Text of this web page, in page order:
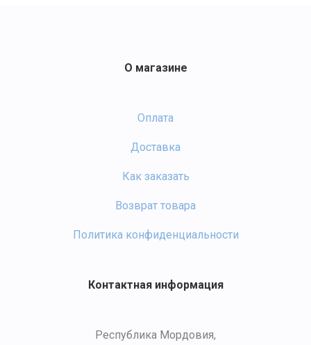
О магазине
Оплата
Доставка
Как заказать
Возврат товара
Политика конфиденциальности
Контактная информация
Республика Мордовия,